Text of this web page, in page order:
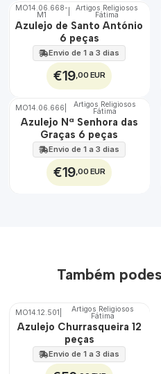
🇵🇹
100%
EXT.
MO14.06.668-
M1
Artigos Religiosos
Fátima
Azulejo de Santo António
6 peças
Envio de 1 a 3 dias
€19,00 EUR
🇵🇹
100%
EXT.
MO14.06.666 Artigos Religiosos
Fátima
Azulejo Nª Senhora das
Graças 6 peças
Envio de 1 a 3 dias
€19,00 EUR
Também
🇵🇹
100%
MO14.12.501 Artigos Religiosos
Fátima
Azulejo Churrasqueira 12
peças
Envio de 1 a 3 dias